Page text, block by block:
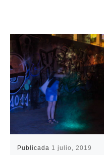
Publicada 1 julio, 2019